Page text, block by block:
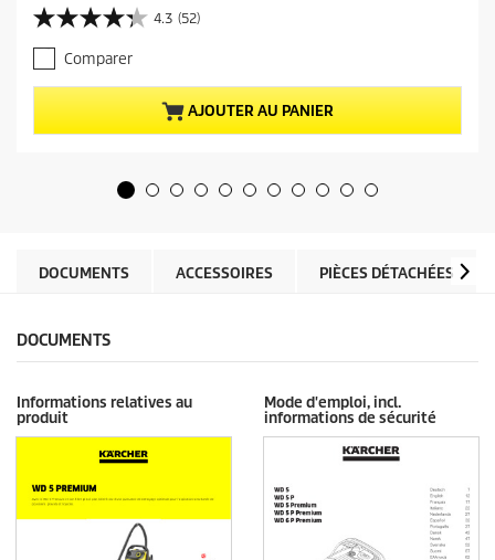
i
x
a
c
t
u
e
d
4.3 (52)
4
.
3
s
u
r
e
2
a
i
s
Comparer
AJOUTER AU PANIER
DOCUMENTS ACCESSOIRES PIÈCES DÉTACHÉES
DOCUMENTS
Informations relatives au
produit
Mode d'emploi, incl.
informations de sécurité